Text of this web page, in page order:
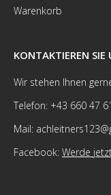
Warenkorb
KONTAKTIEREN SIE
Wir stehen Ihnen
Telefon: +43 660 47
Mail:
Facebook: Werde